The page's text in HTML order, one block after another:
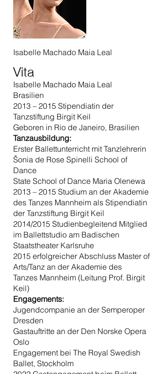
Isabelle Machado Maia Leal
Vita
Isabelle Machado Maia Leal
Brasilien
2013 – 2015 Stipendiatin der
Tanzstiftung Birgit Keil
Geboren in Rio de Janeiro, Brasilien
Tanzausbildung:
Erster Ballettunterricht mit Tanzlehrerin
Šonia de Rose Spinelli School of
Dance
State School of Dance Maria Olenewa
2013 – 2015 Studium an der Akademie
des Tanzes Mannheim als Stipendiatin
der Tanzstiftung Birgit Keil
2014/2015 Studienbegleitend Mitglied
im Ballettstudio am Badischen
Staatstheater Karlsruhe
2015 erfolgreicher Abschluss Master of
Arts/Tanz an der Akademie des
Tanzes Mannheim (Leitung Prof. Birgit
Keil)
Engagements:
Jugendcompanie an der Semperoper
Dresden
Gastauftritte an der Den Norske Opera
Oslo
Engagement bei The Royal Swedish
Ballet, Stockholm